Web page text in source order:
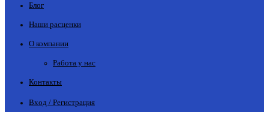
Блог
Наши расценки
О компании
Работа у нас
Контакты
Вход / Регистрация